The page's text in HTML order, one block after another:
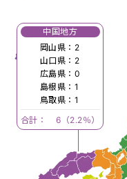
中国地方
岡山県：2
山口県：2
広島県：0
島根県：1
鳥取県：1
合計：
6（2.2％）